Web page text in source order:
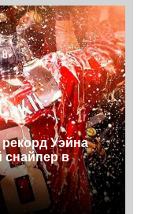
Уэйна
снайпер в